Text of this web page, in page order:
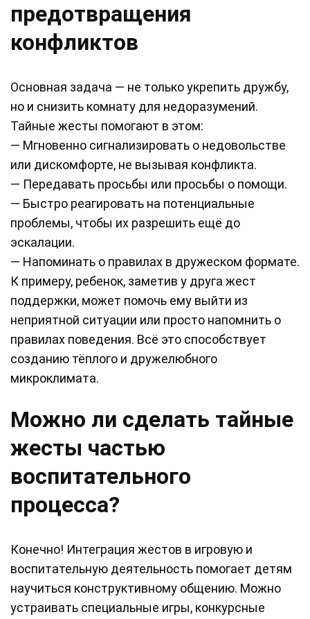
предотвращения
конфликтов
Основная задача — не только укрепить дружбу,
но и снизить комнату для недоразумений.
Тайные жесты помогают в этом:
— Мгновенно сигнализировать о недовольстве
или дискомфорте, не вызывая конфликта.
— Передавать просьбы или просьбы о помощи.
— Быстро реагировать на потенциальные
проблемы, чтобы их разрешить ещё до
эскалации.
— Напоминать о правилах в дружеском формате.
К примеру, ребенок, заметив у друга жест
поддержки, может помочь ему выйти из
неприятной ситуации или просто напомнить о
правилах поведения. Всё это способствует
созданию тёплого и дружелюбного
микроклимата.
Можно ли сделать тайные
жесты частью
воспитательного
процесса?
Конечно! Интеграция жестов в игровую и
воспитательную деятельность помогает детям
научиться конструктивному общению. Можно
устраивать специальные игры, конкурсные